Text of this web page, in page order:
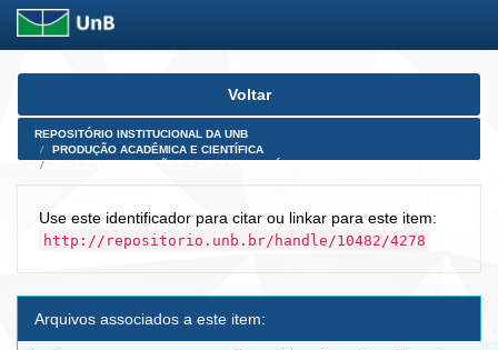
Skip
Voltar
REPOSITÓRIO INSTITUCIONAL DA UNB
PRODUÇÃO ACADÊMICA E CIENTÍFICA
Use este identificador para citar ou linkar para este item:
http://repositorio.unb.br/handle/10482/4278
Arquivos associados a este item: